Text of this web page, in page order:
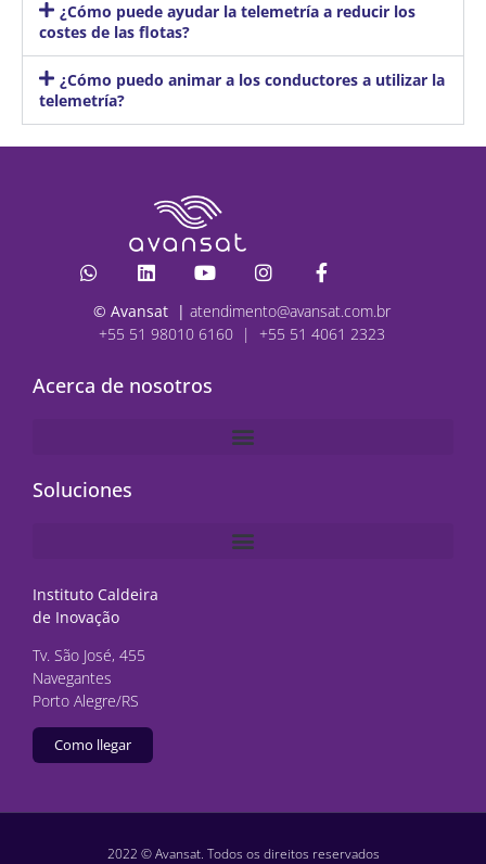
¿Cómo puede ayudar la telemetría a reducir los
costes de las flotas?
¿Cómo puedo animar a los conductores a utilizar la
telemetría?
© Avansat |atendimento@avansat.com.br
+55 51 98010 6160 | +55 51 4061 2323
Acerca de nosotros
Soluciones
Instituto Caldeira
de Inovação
Tv. São José, 455
Navegantes
Porto Alegre/RS
Como llegar
2022 © Avansat. Todos os direitos reservados